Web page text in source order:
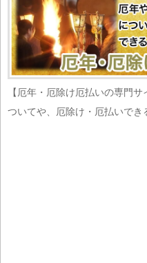
【厄年・厄除け厄払いの専門
ついてや、厄除け・厄払いで